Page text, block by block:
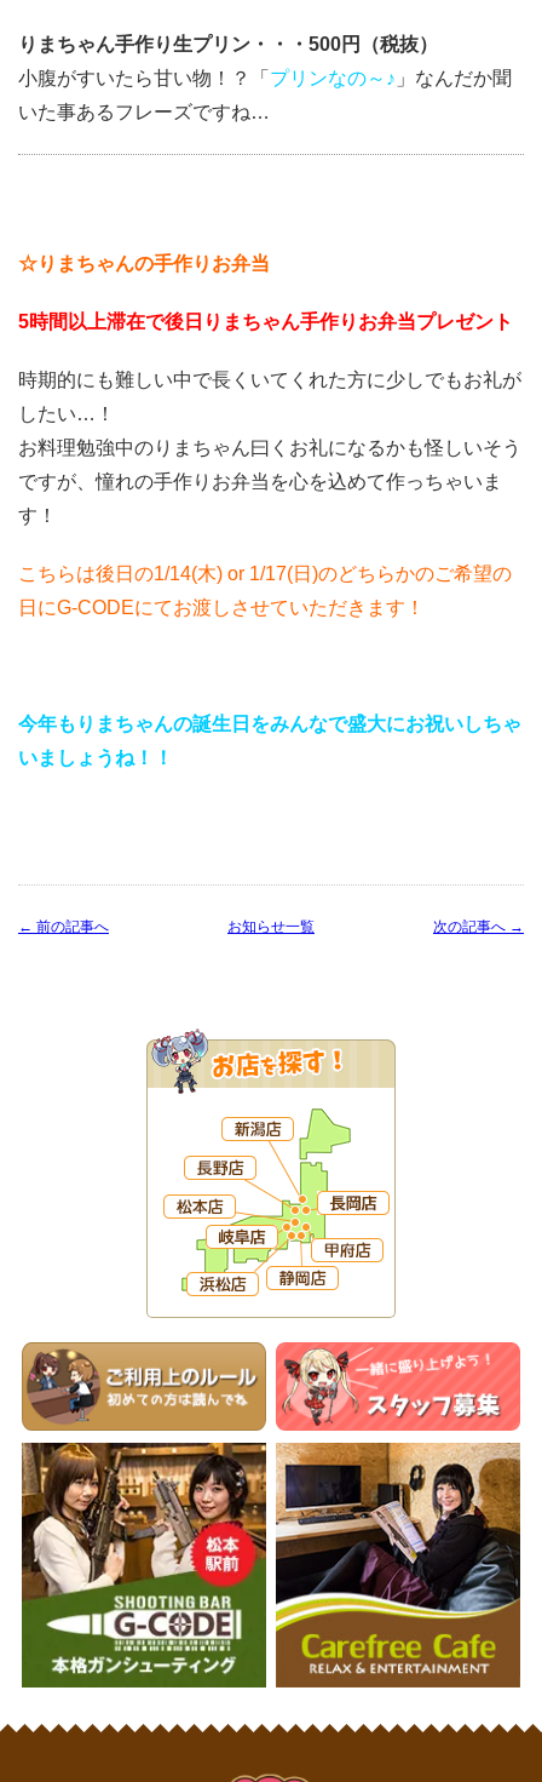
りまちゃん手作り生プリン・・・500円（税抜）
小腹がすいたら甘い物！？「 プリンなの～♪ 」なんだか聞
いた事あるフレーズですね…
☆りまちゃんの手作りお弁当
5時間以上滞在で後日りまちゃん手作りお弁当プレゼント
時期的にも難しい中で長くいてくれた方に少しでもお礼が
したい…！
お料理勉強中のりまちゃん曰くお礼になるかも怪しいそう
ですが、憧れの手作りお弁当を心を込めて作っちゃいま
す！
こちらは後日の1/14(木) or 1/17(日)のどちらかのご希望の
日にG-CODEにてお渡しさせていただきます！
今年もりまちゃんの誕生日をみんなで盛大にお祝いしちゃ
いましょうね！！
← 前の記事へ 次の記事へ →
お知らせ一覧